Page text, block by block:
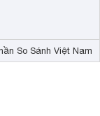
So Sánh Việt Nam